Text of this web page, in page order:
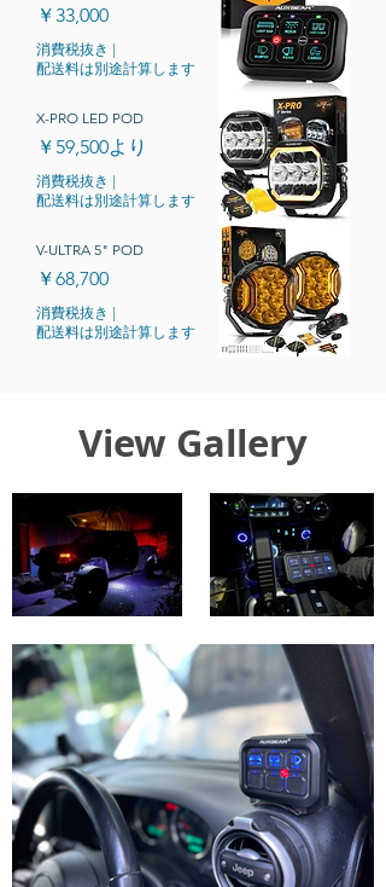
価格
￥33,000
消費税抜き |
配送料は別途計算します
X-PRO LED POD
￥59,500より
セール価格
消費税抜き |
配送料は別途計算します
V-ULTRA 5" POD
価格
￥68,700
消費税抜き |
配送料は別途計算します
View Gallery